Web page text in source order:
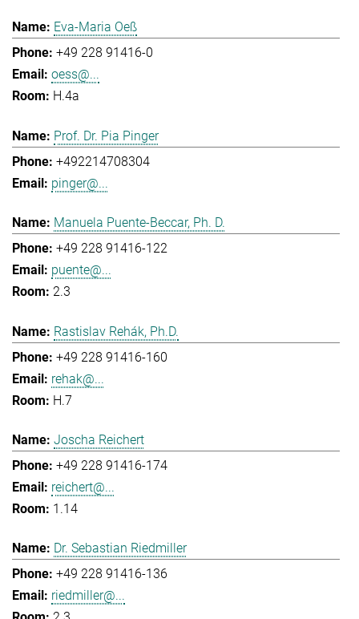
Eva-Maria Oeß
+49 228 91416-0
oess@...
H.4a
Prof. Dr. Pia Pinger
+492214708304
pinger@...
Manuela Puente-Beccar, Ph. D.
+49 228 91416-122
puente@...
2.3
Rastislav Rehák, Ph.D.
+49 228 91416-160
rehak@...
H.7
Joscha Reichert
+49 228 91416-174
reichert@...
1.14
Dr. Sebastian Riedmiller
+49 228 91416-136
riedmiller@...